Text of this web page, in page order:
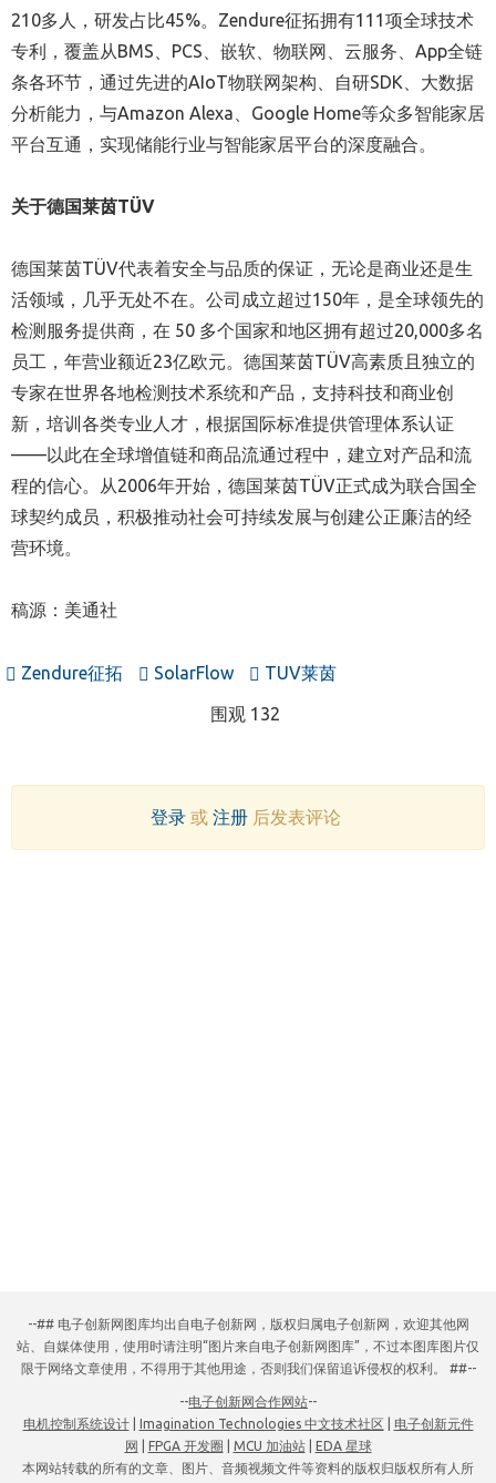
210多人，研发占比45%。Zendure征拓拥有111项全球技术
专利，覆盖从BMS、PCS、嵌软、物联网、云服务、App全链
条各环节，通过先进的AIoT物联网架构、自研SDK、大数据
分析能力，与Amazon Alexa、Google Home等众多智能家居
平台互通，实现储能行业与智能家居平台的深度融合。
关于德国莱茵TÜV
德国莱茵TÜV代表着安全与品质的保证，无论是商业还是生
活领域，几乎无处不在。公司成立超过150年，是全球领先的
检测服务提供商，在 50 多个国家和地区拥有超过20,000多名
员工，年营业额近23亿欧元。德国莱茵TÜV高素质且独立的
专家在世界各地检测技术系统和产品，支持科技和商业创
新，培训各类专业人才，根据国际标准提供管理体系认证
——以此在全球增值链和商品流通过程中，建立对产品和流
程的信心。从2006年开始，德国莱茵TÜV正式成为联合国全
球契约成员，积极推动社会可持续发展与创建公正廉洁的经
营环境。
稿源：美通社
Zendure征拓 SolarFlow TUV莱茵
围观 132
登录或 注册后发表评论
--## 电子创新网图库均出自电子创新网，版权归属电子创新网，欢迎其他网
站、自媒体使用，使用时请注明“图片来自电子创新网图库”，不过本图库图片仅
限于网络文章使用，不得用于其他用途，否则我们保留追诉侵权的权利。 ##--
--电子创新网合作网站--
电机控制系统设计| Imagination Technologies 中文技术社区
电子创新元件
网
FPGA 开发圈 MCU 加油站| EDA 星球
本网站转载的所有的文章、图片、音频视频文件等资料的版权归版权所有人所